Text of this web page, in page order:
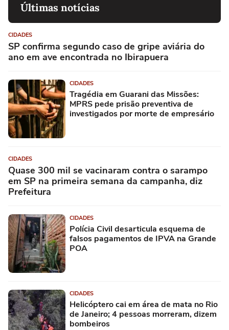
Últimas notícias
CIDADES
SP confirma segundo caso de gripe aviária do
ano em ave encontrada no Ibirapuera
CIDADES
Tragédia em Guarani das Missões:
MPRS pede prisão preventiva de
investigados por morte de empresário
CIDADES
Quase 300 mil se vacinaram contra o sarampo
em SP na primeira semana da campanha, diz
Prefeitura
CIDADES
Polícia Civil desarticula esquema de
falsos pagamentos de IPVA na Grande
POA
CIDADES
Helicóptero cai em área de mata no Rio
de Janeiro; 4 pessoas morreram, dizem
bombeiros